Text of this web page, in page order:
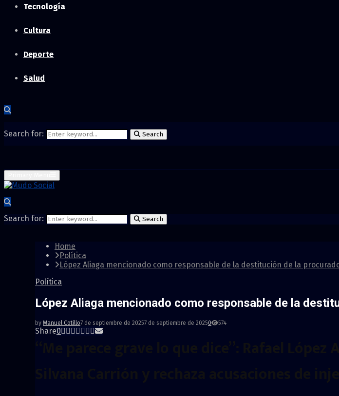
Tecnología
Cultura
Deporte
Salud
Search for: Search
Search for: Search
Home
Política
López Aliaga mencionado como responsable de la destitución de la
Política
López Aliaga mencionado como responsable de la
by Manuel Cotillo7 de septiembre de 20257 de septiembre de 20250 574
Share0